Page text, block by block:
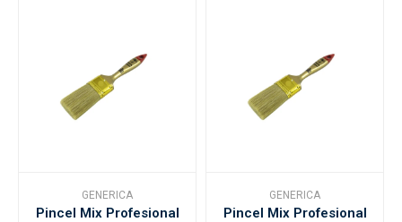
GENERICA
Pincel Mix Profesional
GENERICA
Pincel Mix Profesional